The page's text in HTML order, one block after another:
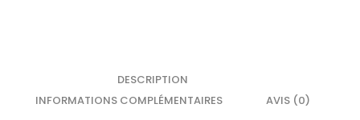
DESCRIPTION
INFORMATIONS COMPLÉMENTAIRES
AVIS (0)